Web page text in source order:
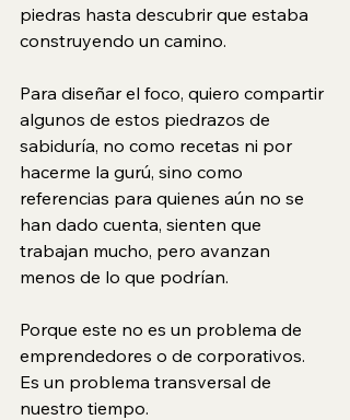
piedras hasta descubrir que estaba
construyendo un camino.
Para diseñar el foco, quiero compartir
algunos de estos piedrazos de
sabiduría, no como recetas ni por
hacerme la gurú, sino como
referencias para quienes aún no se
han dado cuenta, sienten que
trabajan mucho, pero avanzan
menos de lo que podrían.
Porque este no es un problema de
emprendedores o de corporativos.
Es un problema transversal de
nuestro tiempo.